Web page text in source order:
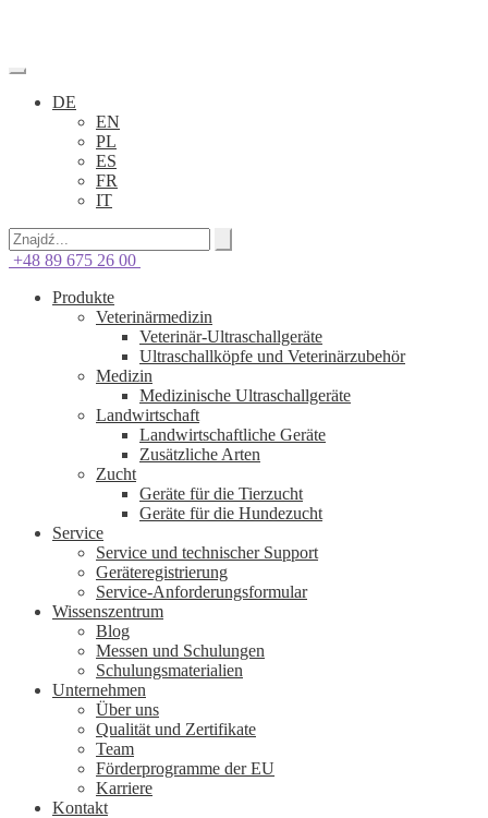
DE
EN
PL
ES
FR
IT
+48 89 675 26 00
Produkte
Veterinärmedizin
Veterinär-Ultraschallgeräte
Ultraschallköpfe und Veterinärzubehör
Medizin
Medizinische Ultraschallgeräte
Landwirtschaft
Landwirtschaftliche Geräte
Zusätzliche Arten
Zucht
Geräte für die Tierzucht
Geräte für die Hundezucht
Service
Service und technischer Support
Geräteregistrierung
Service-Anforderungsformular
Wissenszentrum
Blog
Messen und Schulungen
Schulungsmaterialien
Unternehmen
Über uns
Qualität und Zertifikate
Team
Förderprogramme der EU
Karriere
Kontakt